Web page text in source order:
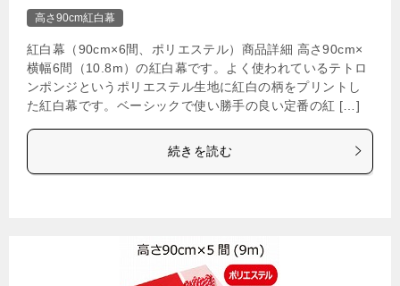
高さ90cm紅白幕
紅白幕（90cm×6間、ポリエステル）商品詳細 高さ90cm×
横幅6間（10.8m）の紅白幕です。よく使われているテトロ
ンポンジというポリエステル生地に紅白の柄をプリントし
た紅白幕です。ベーシックで使い勝手の良い定番の紅 […]
続きを読む